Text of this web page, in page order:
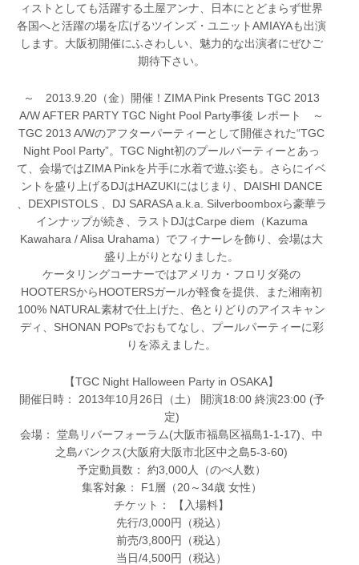
ィストとしても活躍する土屋アンナ、日本にとどまらず世界
各国へと活躍の場を広げるツインズ・ユニットAMIAYAも出演
します。大阪初開催にふさわしい、魅力的な出演者にぜひご
期待下さい。
～ 2013.9.20（金）開催！ZIMA Pink Presents TGC 2013
A/W AFTER PARTY TGC Night Pool Party事後 レポート ～
TGC 2013 A/Wのアフターパーティーとして開催された“TGC
Night Pool Party”。TGC Night初のプールパーティーとあっ
て、会場ではZIMA Pinkを片手に水着で遊ぶ姿も。さらにイベ
ントを盛り上げるDJはHAZUKIにはじまり、DAISHI DANCE
、DEXPISTOLS 、DJ SARASA a.k.a. Silverboomboxら豪華ラ
インナップが続き、ラストDJはCarpe diem（Kazuma
Kawahara / Alisa Urahama）でフィナーレを飾り、会場は大
盛り上がりとなりました。
ケータリングコーナーではアメリカ・フロリダ発の
HOOTERSからHOOTERSガールが軽食を提供、また湘南初
100% NATURAL素材で仕上げた、色とりどりのアイスキャン
ディ、SHONAN POPsでおもてなし、プールパーティーに彩
りを添えました。
【TGC Night Halloween Party in OSAKA】
開催日時： 2013年10月26日（土） 開演18:00 終演23:00 (予
定)
会場： 堂島リバーフォーラム(大阪市福島区福島1-1-17)、中
之島バンクス(大阪府大阪市北区中之島5-3-60)
予定動員数： 約3,000人（のべ人数）
集客対象： F1層（20～34歳 女性）
チケット： 【入場料】
先行/3,000円（税込）
前売/3,800円（税込）
当日/4,500円（税込）